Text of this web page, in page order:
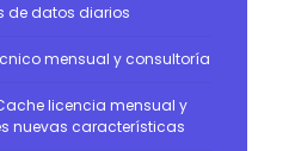
de datos diarios
mensual y consultoría
licencia mensual y
nuevas características